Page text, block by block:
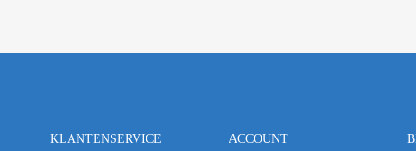
KLANTENSERVICE ACCOUNT